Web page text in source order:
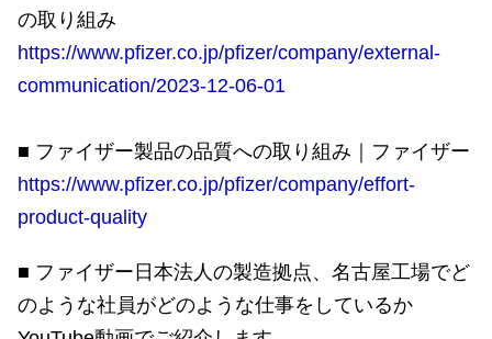
の取り組み
https://www.pfizer.co.jp/pfizer/company/external-
communication/2023-12-06-01
■ ファイザー製品の品質への取り組み｜ファイザー
https://www.pfizer.co.jp/pfizer/company/effort-
product-quality
■ ファイザー日本法人の製造拠点、名古屋工場でど
のような社員がどのような仕事をしているか